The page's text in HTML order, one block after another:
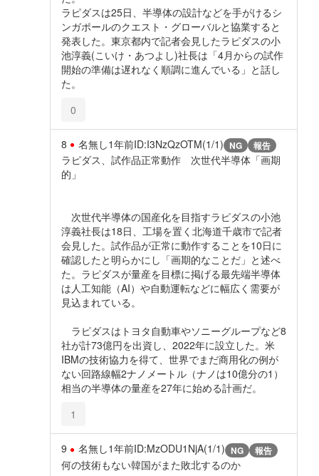
ラピダスは25日、半導体の設計などを手がけるシ
ンガポールのクエスト・グローバルと協業すると
発表した。東京都内で記者会見したラピダスの小
池淳義(こいけ・あつよし)社長は「4月からの試作
開始の準備は遅れなく順調に進んでいる」と話し
た。
0
8 名無し1年前ID:I3NzQzOTM(1/1) NG 報告
ラピダス、試作品正常動作 次世代半導体「画期
的」
次世代半導体の国産化を目指すラピダスの小池
淳義社長は18日、工場を置く北海道千歳市で記者
会見した。試作品が正常に動作することを10日に
確認したと明らかにし「画期的なことだ」と述べ
た。ラピダスが量産を目標に掲げる最先端半導体
は人工知能（AI）や自動運転などに幅広く需要が
見込まれている。
ラピダスはトヨタ自動車やソニーグループなど8
社が計73億円を出資し、2022年に設立した。米
IBMの技術協力を得て、世界でまだ商用化の例が
ない回路線幅2ナノメートル（ナノは10億分の1）
相当の半導体の量産を27年に始める計画だ。
1
9 名無し1年前ID:MzODU1NjA(1/1) NG 報告
何の技術もない韓国がまた敗北するのか